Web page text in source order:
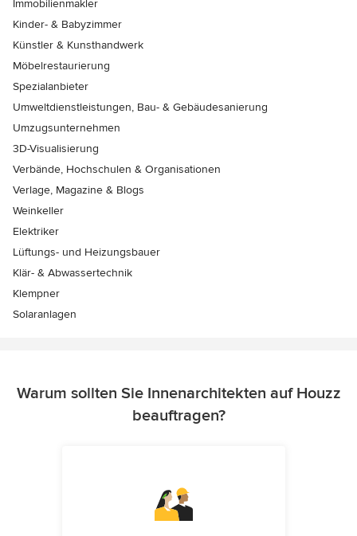
Immobilienmakler
Kinder- & Babyzimmer
Künstler & Kunsthandwerk
Möbelrestaurierung
Spezialanbieter
Umweltdienstleistungen, Bau- & Gebäudesanierung
Umzugsunternehmen
3D-Visualisierung
Verbände, Hochschulen & Organisationen
Verlage, Magazine & Blogs
Weinkeller
Elektriker
Lüftungs- und Heizungsbauer
Klär- & Abwassertechnik
Klempner
Solaranlagen
Warum sollten Sie Innenarchitekten auf Houzz
beauftragen?